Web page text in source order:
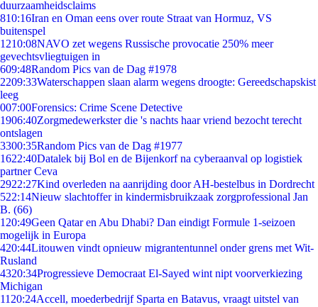
duurzaamheidsclaims
810:16Iran en Oman eens over route Straat van Hormuz, VS
buitenspel
1210:08NAVO zet wegens Russische provocatie 250% meer
gevechtsvliegtuigen in
609:48Random Pics van de Dag #1978
2209:33Waterschappen slaan alarm wegens droogte: Gereedschapskist
leeg
007:00Forensics: Crime Scene Detective
1906:40Zorgmedewerkster die 's nachts haar vriend bezocht terecht
ontslagen
3300:35Random Pics van de Dag #1977
1622:40Datalek bij Bol en de Bijenkorf na cyberaanval op logistiek
partner Ceva
2922:27Kind overleden na aanrijding door AH-bestelbus in Dordrecht
522:14Nieuw slachtoffer in kindermisbruikzaak zorgprofessional Jan
B. (66)
1 20:49Geen Qatar en Abu Dhabi? Dan eindigt Formule 1-seizoen
mogelijk in Europa
420:44Litouwen vindt opnieuw migrantentunnel onder grens met Wit-
Rusland
4320:34Progressieve Democraat El-Sayed wint nipt voorverkiezing
Michigan
11 20:24Accell, moederbedrijf Sparta en Batavus, vraagt uitstel van